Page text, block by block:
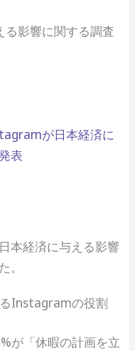
影響に関する調査
が日本経済に
表
本経済に与える影響
。
Instagramの役割
が「休暇の計画を立